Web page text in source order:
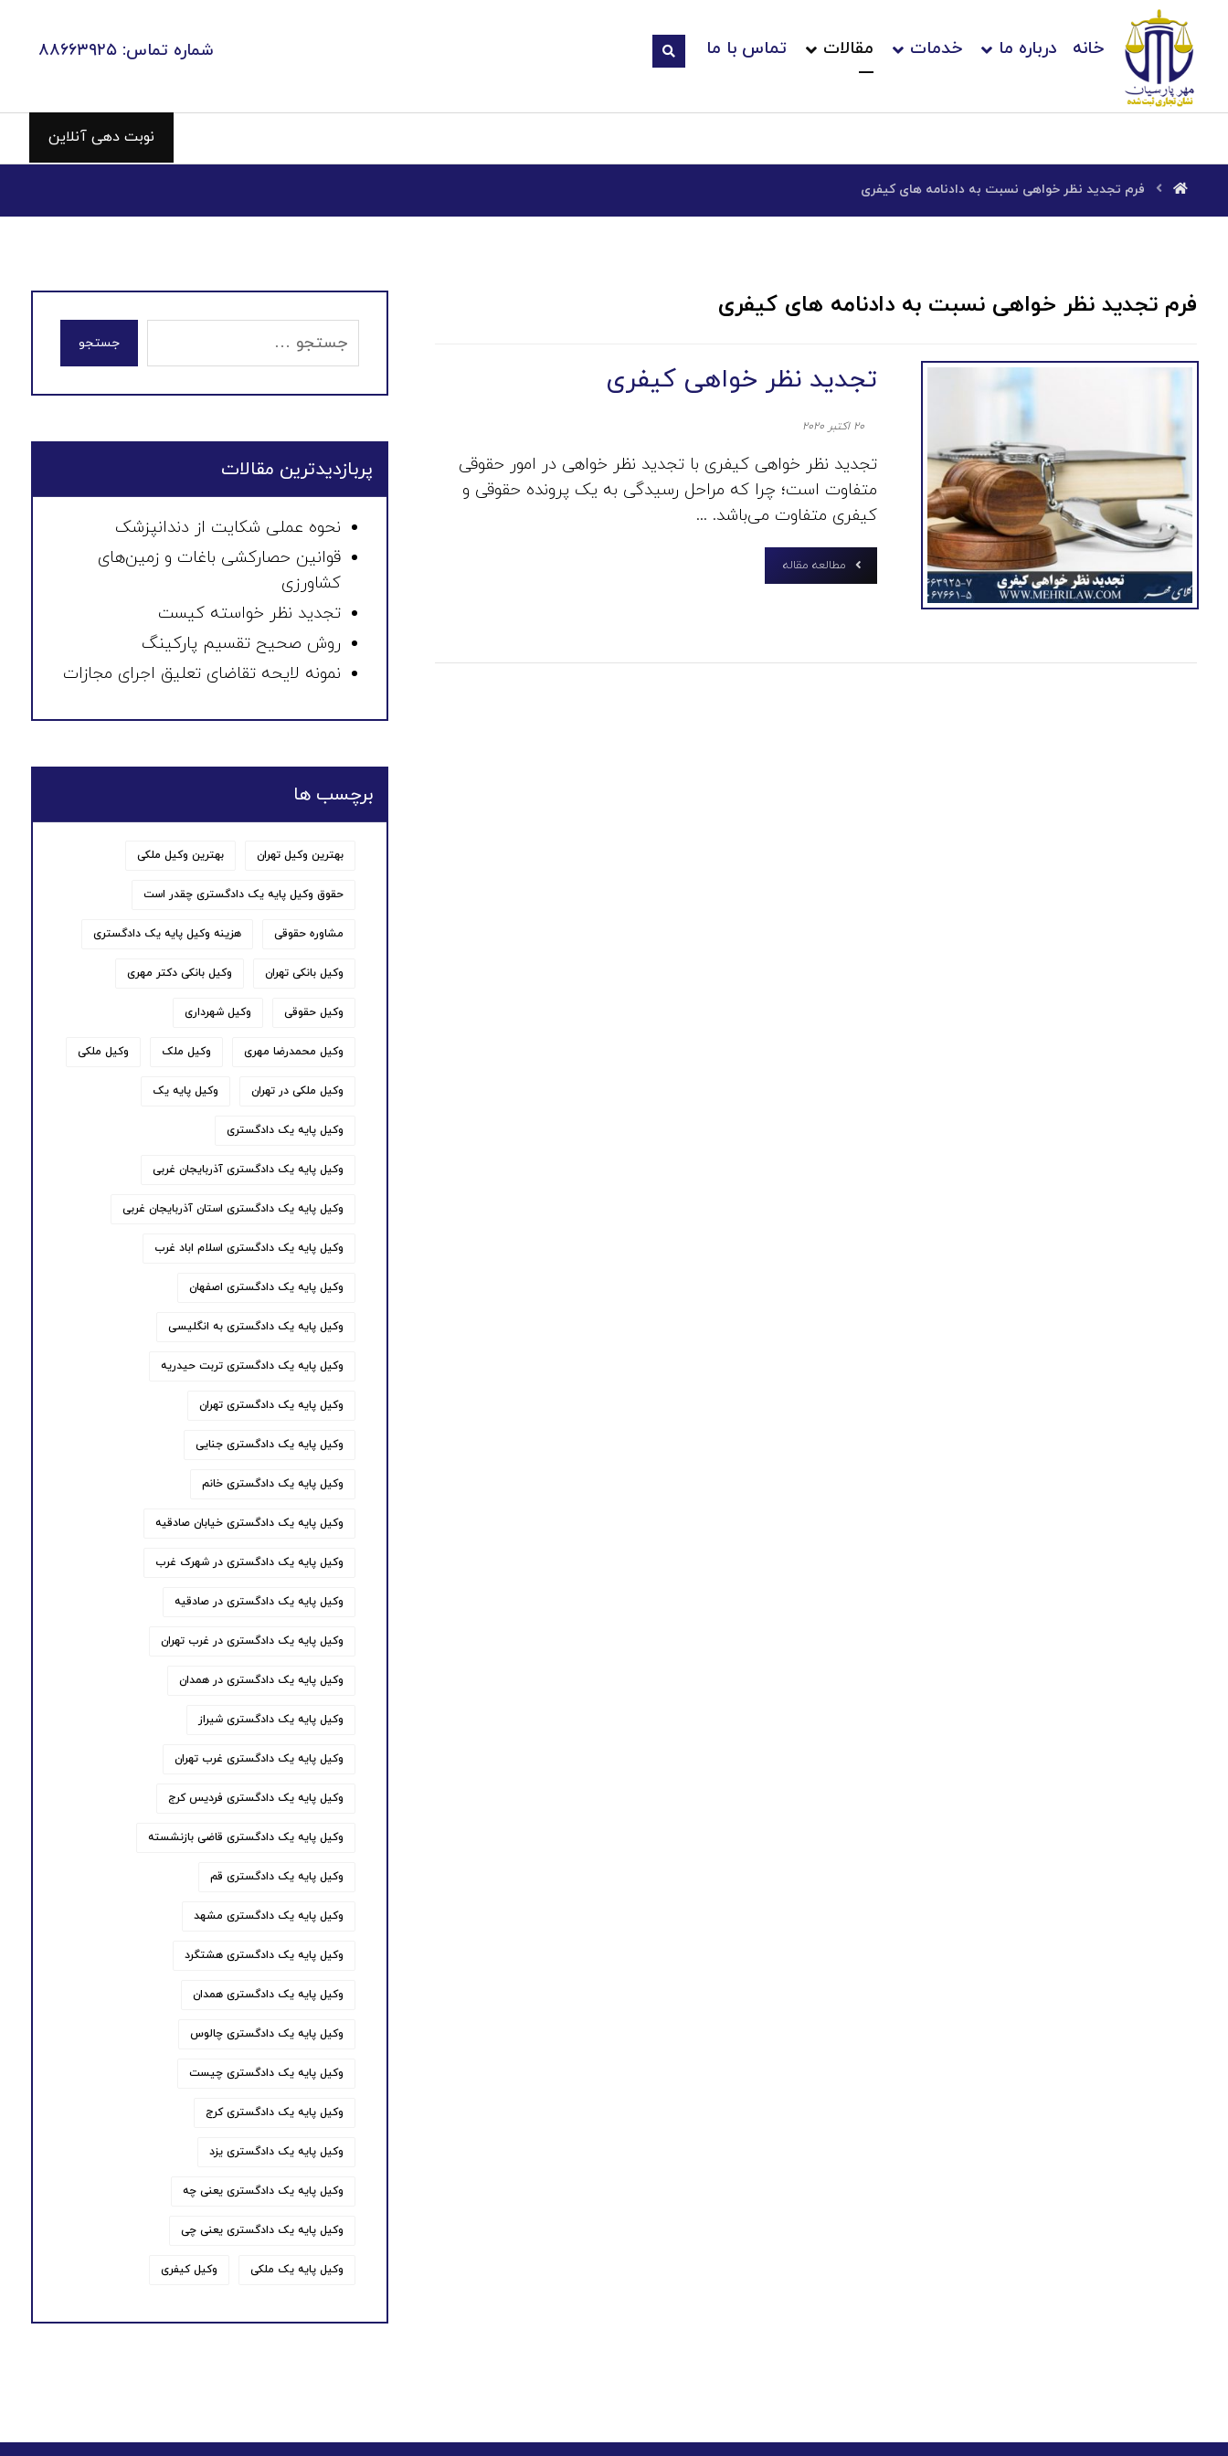
خانه درباره ما خدمات مقالات تماس با ما شماره تماس: ۸۸۶۶۳۹۲۵
نوبت دهی آنلاین
فرم تجدید نظر خواهی نسبت به دادنامه های کیفری
فرم تجدید نظر خواهی نسبت به دادنامه های کیفری
تجدید نظر خواهی کیفری
۲۰ اکتبر ۲۰۲۰
تجدید نظر خواهی کیفری با تجدید نظر خواهی در امور حقوقی
متفاوت است؛ چرا که مراحل رسیدگی به یک پرونده حقوقی و
کیفری متفاوت می‌باشد. ...
مطالعه مقاله
جستجو
پربازدیدترین مقالات
نحوه عملی شکایت از دندانپزشک
قوانین حصارکشی باغات و زمین‌های
کشاورزی
تجدید نظر خواسته کیست
روش صحیح تقسیم پارکینگ
نمونه لایحه تقاضای تعلیق اجرای مجازات
برچسب ها
بهترین وکیل تهران بهترین وکیل ملکی
حقوق وکیل پایه یک دادگستری چقدر است
مشاوره حقوقی هزینه وکیل پایه یک دادگستری
وکیل بانکی تهران وکیل بانکی دکتر مهری
وکیل حقوقی وکیل شهرداری
وکیل محمدرضا مهری وکیل ملک وکیل ملکی
وکیل ملکی در تهران وکیل پایه یک
وکیل پایه یک دادگستری
وکیل پایه یک دادگستری آذربایجان غربی
وکیل پایه یک دادگستری استان آذربایجان غربی
وکیل پایه یک دادگستری اسلام اباد غرب
وکیل پایه یک دادگستری اصفهان
وکیل پایه یک دادگستری به انگلیسی
وکیل پایه یک دادگستری تربت حیدریه
وکیل پایه یک دادگستری تهران
وکیل پایه یک دادگستری جنایی
وکیل پایه یک دادگستری خانم
وکیل پایه یک دادگستری خیابان صادقیه
وکیل پایه یک دادگستری در شهرک غرب
وکیل پایه یک دادگستری در صادقیه
وکیل پایه یک دادگستری در غرب تهران
وکیل پایه یک دادگستری در همدان
وکیل پایه یک دادگستری شیراز
وکیل پایه یک دادگستری غرب تهران
وکیل پایه یک دادگستری فردیس کرج
وکیل پایه یک دادگستری قاضی بازنشسته
وکیل پایه یک دادگستری قم
وکیل پایه یک دادگستری مشهد
وکیل پایه یک دادگستری هشتگرد
وکیل پایه یک دادگستری همدان
وکیل پایه یک دادگستری چالوس
وکیل پایه یک دادگستری چیست
وکیل پایه یک دادگستری کرج
وکیل پایه یک دادگستری یزد
وکیل پایه یک دادگستری یعنی چه
وکیل پایه یک دادگستری یعنی چی
وکیل پایه یک ملکی وکیل کیفری